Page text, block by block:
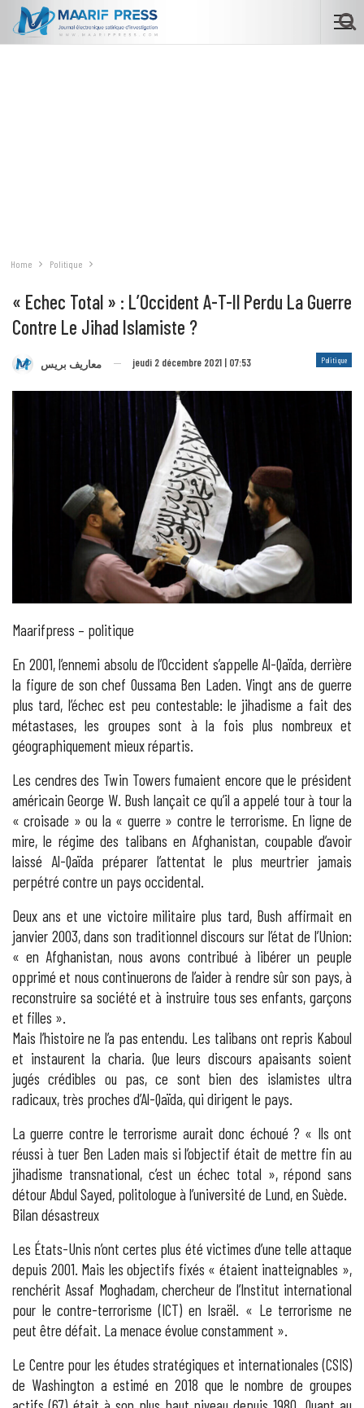
Home Politique
« Echec Total » : L’Occident A-T-Il Perdu La Guerre
Contre Le Jihad Islamiste ?
Politique معاريف بريس jeudi 2 décembre 2021 | 07:53
Maarifpress – politique
En 2001, l’ennemi absolu de l’Occident s’appelle Al-Qaïda, derrière
la figure de son chef Oussama Ben Laden. Vingt ans de guerre
plus tard, l’échec est peu contestable: le jihadisme a fait des
métastases, les groupes sont à la fois plus nombreux et
géographiquement mieux répartis.
Les cendres des Twin Towers fumaient encore que le président
américain George W. Bush lançait ce qu’il a appelé tour à tour la
« croisade » ou la « guerre » contre le terrorisme. En ligne de
mire, le régime des talibans en Afghanistan, coupable d’avoir
laissé Al-Qaïda préparer l’attentat le plus meurtrier jamais
perpétré contre un pays occidental.
Deux ans et une victoire militaire plus tard, Bush affirmait en
janvier 2003, dans son traditionnel discours sur l’état de l’Union:
« en Afghanistan, nous avons contribué à libérer un peuple
opprimé et nous continuerons de l’aider à rendre sûr son pays, à
reconstruire sa société et à instruire tous ses enfants, garçons
et filles ».
Mais l’histoire ne l’a pas entendu. Les talibans ont repris Kaboul
et instaurent la charia. Que leurs discours apaisants soient
jugés crédibles ou pas, ce sont bien des islamistes ultra
radicaux, très proches d’Al-Qaïda, qui dirigent le pays.
La guerre contre le terrorisme aurait donc échoué ? « Ils ont
réussi à tuer Ben Laden mais si l’objectif était de mettre fin au
jihadisme transnational, c’est un échec total », répond sans
détour Abdul Sayed, politologue à l’université de Lund, en Suède.
Bilan désastreux
Les États-Unis n’ont certes plus été victimes d’une telle attaque
depuis 2001. Mais les objectifs fixés « étaient inatteignables »,
renchérit Assaf Moghadam, chercheur de l’Institut international
pour le contre-terrorisme (ICT) en Israël. « Le terrorisme ne
peut être défait. La menace évolue constamment ».
Le Centre pour les études stratégiques et internationales (CSIS)
de Washington a estimé en 2018 que le nombre de groupes